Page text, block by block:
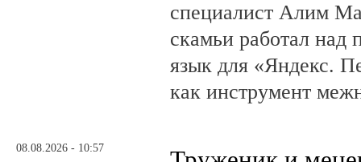
специалист Алим
скамьи работал над
язык для «Яндекс.
как инструмент
08.08.2026 - 10:57